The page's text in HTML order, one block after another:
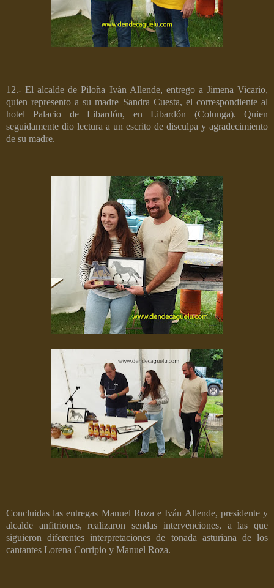
12.- El alcalde de Piloña Iván Allende, entrego a Jimena Vicario,
quien represento a su madre Sandra Cuesta, el correspondiente al
hotel Palacio de Libardón, en Libardón (Colunga). Quien
seguidamente dio lectura a un escrito de disculpa y agradecimiento
de su madre.
Concluidas las entregas Manuel Roza e Iván Allende, presidente y
alcalde anfitriones, realizaron sendas intervenciones, a las que
siguieron diferentes interpretaciones de tonada asturiana de los
cantantes Lorena Corripio y Manuel Roza.